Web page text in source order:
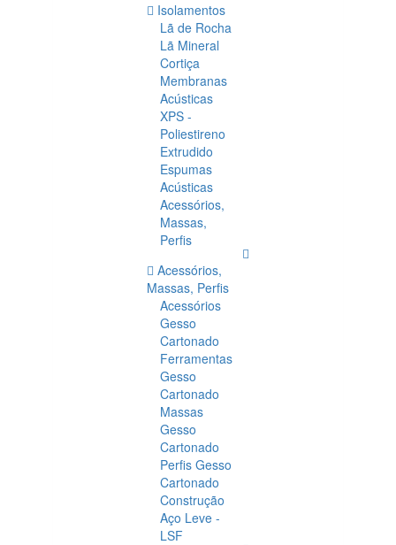
Isolamentos
Lã de Rocha
Lã Mineral
Cortiça
Membranas
Acústicas
XPS -
Poliestireno
Extrudido
Espumas
Acústicas
Acessórios,
Massas,
Perfis
Acessórios,
Massas, Perfis
Acessórios
Gesso
Cartonado
Ferramentas
Gesso
Cartonado
Massas
Gesso
Cartonado
Perfis Gesso
Cartonado
Construção
Aço Leve -
LSF